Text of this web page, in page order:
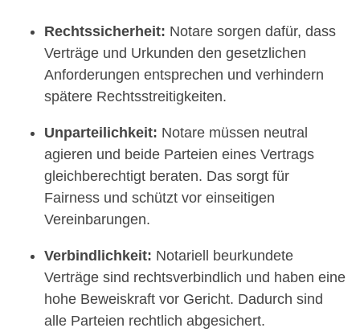
Rechtssicherheit: Notare sorgen dafür, dass
Verträge und Urkunden den gesetzlichen
Anforderungen entsprechen und verhindern
spätere Rechtsstreitigkeiten.
Unparteilichkeit: Notare müssen neutral
agieren und beide Parteien eines Vertrags
gleichberechtigt beraten. Das sorgt für
Fairness und schützt vor einseitigen
Vereinbarungen.
Verbindlichkeit: Notariell beurkundete
Verträge sind rechtsverbindlich und haben eine
hohe Beweiskraft vor Gericht. Dadurch sind
alle Parteien rechtlich abgesichert.